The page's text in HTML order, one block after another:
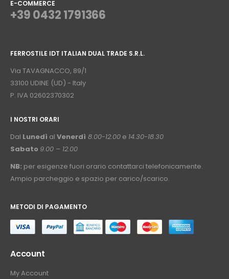
E-COMMERCE
+39 0432 1791366
FERROSTILE IDT ITALIAN DUAL TRADE S.R.L.
Via TAVAGNACCO, 89/1
33100 UDINE (UD) - Italy
P. IVA 02602370302
I NOSTRI ORARI
Dal Lunedì al Venerdì 8.00-12.00 e 14.30-18.30
Sabato 9.00 – 12.00
NB: per esigenze fuori orario contattarci telefonicamente.
Ampio parcheggio e spazio per carico/scarico.
METODI DI PAGAMENTO
Account
My Account